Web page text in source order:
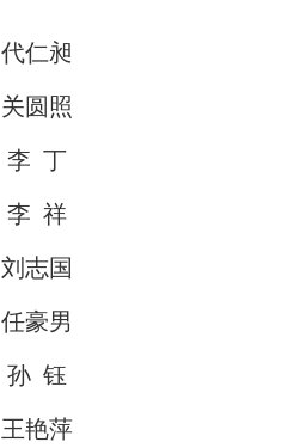
代仁昶
关圆照
李 丁
李 祥
刘志国
任豪男
孙 钰
王艳萍